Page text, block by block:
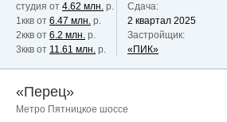
студия от 4.62 млн. р.
1ккв от 6.47 млн. р.
2ккв от 6.2 млн. р.
3ккв от 11.61 млн. р.
Сдача:
2 квартал 2025
Застройщик:
«ПИК»
«Перец»
Метро Пятницкое шоссе